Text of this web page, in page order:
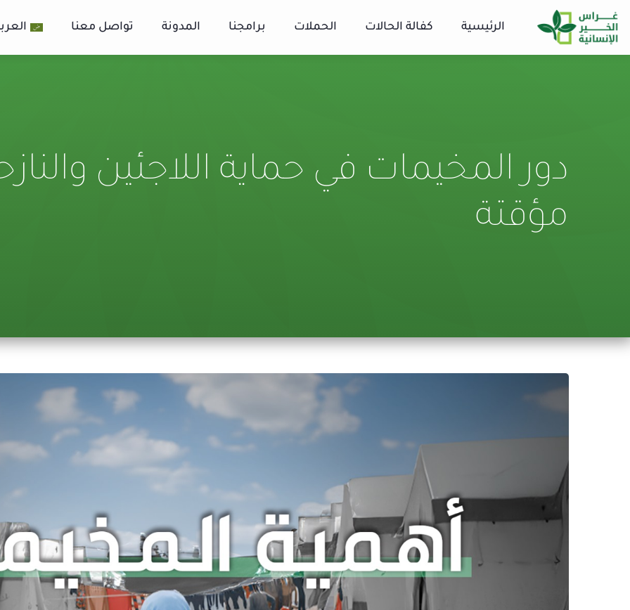
الرئيسية كفالة الحالات الحملات برامجنا المدونة تواصل معنا
دور المخيمات في حماية اللاجئين
مؤقتة